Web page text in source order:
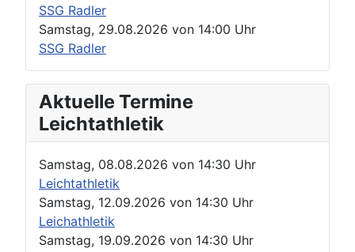
SSG Radler
Samstag, 29.08.2026 von 14:00 Uhr
SSG Radler
Aktuelle Termine
Leichtathletik
Samstag, 08.08.2026 von 14:30 Uhr
Leichtathletik
Samstag, 12.09.2026 von 14:30 Uhr
Leichathletik
Samstag, 19.09.2026 von 14:30 Uhr